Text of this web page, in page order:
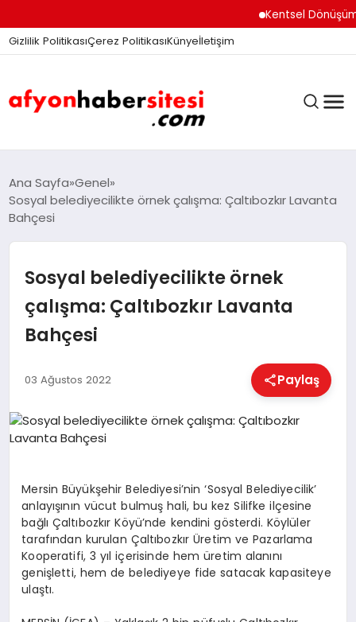
Kentsel Dönüşüm Ofisi
Gizlilik PolitikasıÇerez PolitikasıKünyeİletişim
ANASAYFA
GÜNDEM
DÜNYA
EKONOMI
MAGAZIN
SAĞLIK
Ana Sayfa Genel
Sosyal belediyecilikte örnek çalışma: Çaltıbozkır Lavanta
Bahçesi
Sosyal belediyecilikte örnek
çalışma: Çaltıbozkır Lavanta
Bahçesi
03 Ağustos 2022 Paylaş
Mersin Büyükşehir Belediyesi’nin ‘Sosyal Belediyecilik’
anlayışının vücut bulmuş hali, bu kez Silifke ilçesine
bağlı Çaltıbozkır Köyü’nde kendini gösterdi. Köylüler
tarafından kurulan Çaltıbozkır Üretim ve Pazarlama
Kooperatifi, 3 yıl içerisinde hem üretim alanını
genişletti, hem de belediyeye fide satacak kapasiteye
ulaştı.